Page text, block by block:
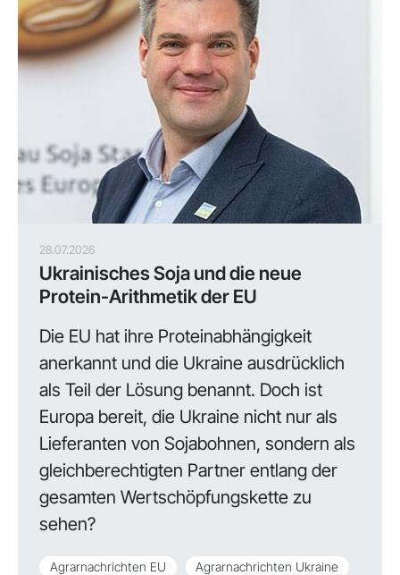
28.07.2026
Ukrainisches Soja und die neue
Protein-Arithmetik der EU
Die EU hat ihre Proteinabhängigkeit
anerkannt und die Ukraine ausdrücklich
als Teil der Lösung benannt. Doch ist
Europa bereit, die Ukraine nicht nur als
Lieferanten von Sojabohnen, sondern als
gleichberechtigten Partner entlang der
gesamten Wertschöpfungskette zu
sehen?
Agrarnachrichten EU
Agrarnachrichten Ukraine